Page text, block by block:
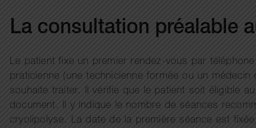
La consultation préalable
Le patient fixe un premier rendez-vous par
praticienne (une technicienne formée ou un
souhaite traiter. Il vérifie que le patient soit éligible
document. Il y indique le nombre de séances
cryolipolyse. La date de la première séance est